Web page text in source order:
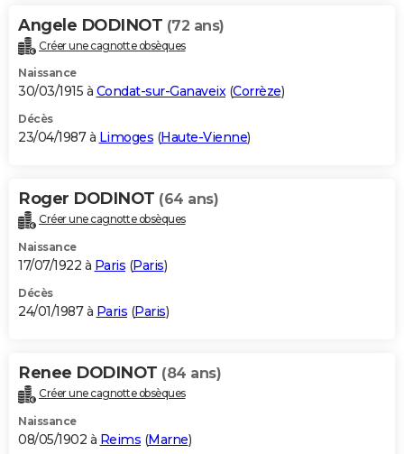
Angele DODINOT (72 ans)
Créer une cagnotte obsèques
Naissance
30/03/1915 à Condat-sur-Ganaveix(Corrèze)
Décès
23/04/1987 à Limoges (Haute-Vienne)
Roger DODINOT (64 ans)
Créer une cagnotte obsèques
Naissance
17/07/1922 à Paris (Paris)
Décès
24/01/1987 à Paris (Paris)
Renee DODINOT (84 ans)
Créer une cagnotte obsèques
Naissance
08/05/1902 à Reims (Marne)